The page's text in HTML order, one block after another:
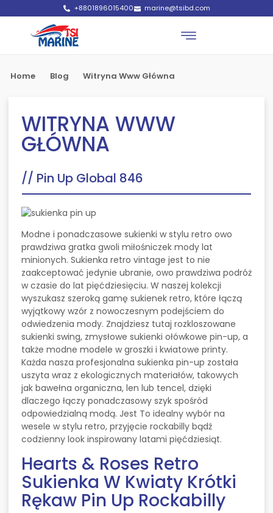
+8801896015400 marine@tsibd.com
Home Blog Witryna Www Główna
WITRYNA WWW
GŁÓWNA
// Pin Up Global 846
Modne i ponadczasowe sukienki w stylu retro owo
prawdziwa gratka gwoli miłośniczek mody lat
minionych. Sukienka retro vintage jest to nie
zaakceptować jedynie ubranie, owo prawdziwa podróż
w czasie do lat pięćdziesięciu. W naszej kolekcji
wyszukasz szeroką gamę sukienek retro, które łączą
wyjątkowy wzór z nowoczesnym podejściem do
odwiedzenia mody. Znajdziesz tutaj rozkloszowane
sukienki swing, zmysłowe sukienki ołówkowe pin-up, a
także modne modele w groszki i kwiatowe printy.
Każda nasza profesjonalna sukienka pin-up została
uszyta wraz z ekologicznych materiałów, takowych
jak bawełna organiczna, len lub tencel, dzięki
dlaczego łączy ponadczasowy szyk spośród
odpowiedzialną modą. Jest To idealny wybór na
wesele w stylu retro, przyjęcie rockabilly bądź
codzienny look inspirowany latami pięćdziesiąt.
Hearts & Roses Retro
Sukienka W Kwiaty Krótki
Rękaw Pin Up Rockabilly